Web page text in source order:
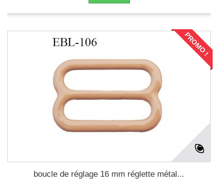
PROMO !
boucle de réglage 16 mm réglette métal...